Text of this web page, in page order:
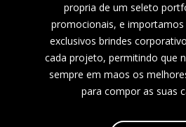
propria de um seleto
promocionais, e
exclusivos brindes
cada projeto, permitindo que
sempre em maos os
para compor as suas